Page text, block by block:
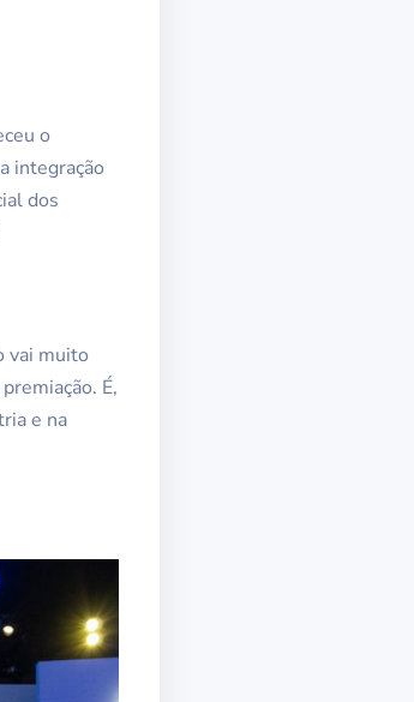
o
integração
dos
vai muito
É,
e na